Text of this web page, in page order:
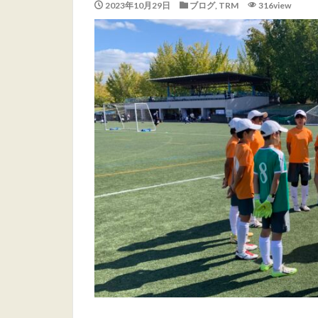
2023年10月29日 ブログ, TRM 316view